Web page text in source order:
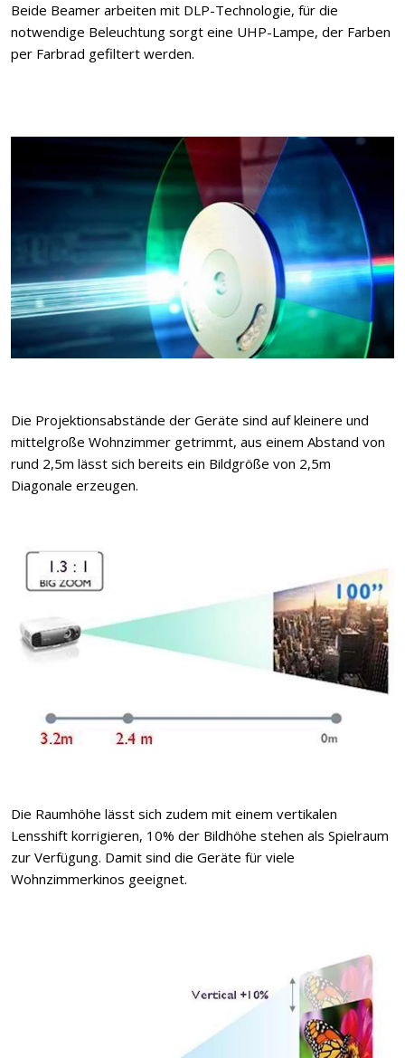
Beide Beamer arbeiten mit DLP-Technologie, für die
notwendige Beleuchtung sorgt eine UHP-Lampe, der Farben
per Farbrad gefiltert werden.
Die Projektionsabstände der Geräte sind auf kleinere und
mittelgroße Wohnzimmer getrimmt, aus einem Abstand von
rund 2,5m lässt sich bereits ein Bildgröße von 2,5m
Diagonale erzeugen.
Die Raumhöhe lässt sich zudem mit einem vertikalen
Lensshift korrigieren, 10% der Bildhöhe stehen als Spielraum
zur Verfügung. Damit sind die Geräte für viele
Wohnzimmerkinos geeignet.